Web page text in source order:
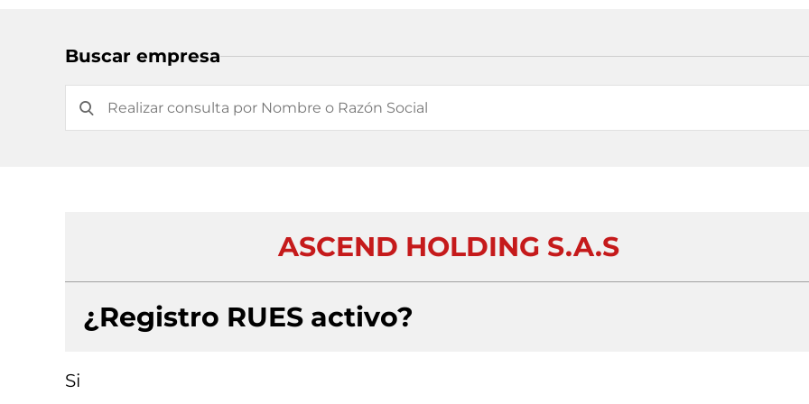
Buscar empresa
ASCEND HOLDING S.A.S
¿Registro RUES activo?
Si